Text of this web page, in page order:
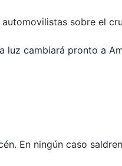
sobre el
luz cambiará pronto a
En ningún caso